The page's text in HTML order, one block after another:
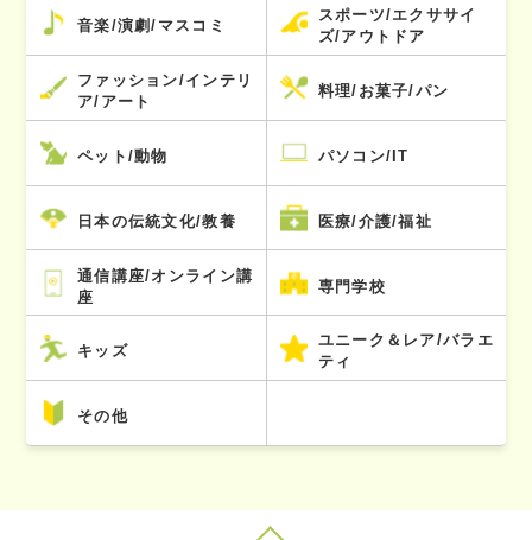
音楽/演劇/マスコミ
スポーツ/エクササイ
ズ/アウトドア
ファッション/インテリ
ア/アート
料理/お菓子/パン
ペット/動物 パソコン/IT
日本の伝統文化/教養 医療/介護/福祉
通信講座/オンライン講
座
専門学校
キッズ
ユニーク＆レア/バラエ
ティ
その他